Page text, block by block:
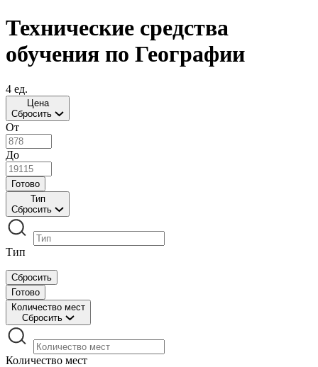
Технические средства
обучения по Географии
4 ед.
Цена
Сбросить
От
До
Готово
Тип
Сбросить
Тип
Сбросить
Готово
Количество мест
Сбросить
Количество мест